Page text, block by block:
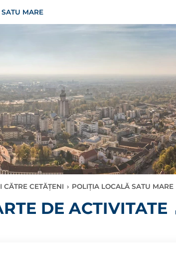
SATU MARE
CĂTRE CETĂȚENI › POLIȚIA LOCALĂ SATU MARE
DE ACTIVITATE